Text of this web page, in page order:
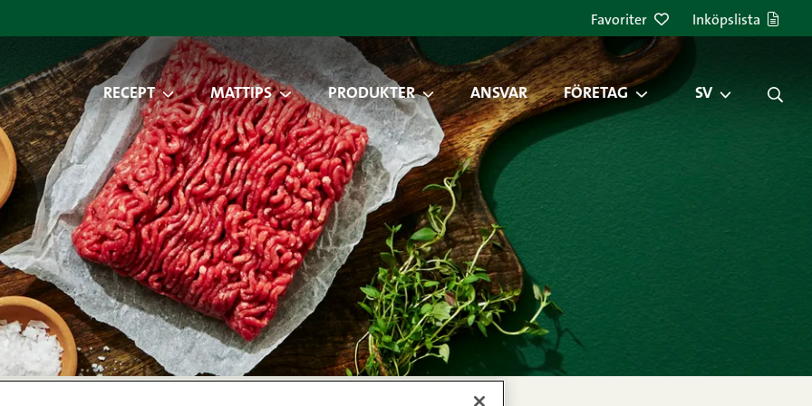
Favoriter Inköpslista
RECEPT MATTIPS PRODUKTER ANSVAR FÖRETAG SV